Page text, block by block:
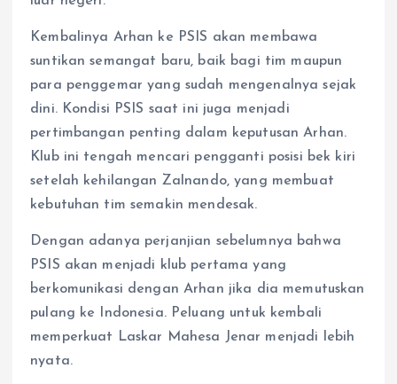
Kembalinya Arhan ke PSIS akan membawa
suntikan semangat baru, baik bagi tim maupun
para penggemar yang sudah mengenalnya sejak
dini. Kondisi PSIS saat ini juga menjadi
pertimbangan penting dalam keputusan Arhan.
Klub ini tengah mencari pengganti posisi bek kiri
setelah kehilangan Zalnando, yang membuat
kebutuhan tim semakin mendesak.
Dengan adanya perjanjian sebelumnya bahwa
PSIS akan menjadi klub pertama yang
berkomunikasi dengan Arhan jika dia memutuskan
pulang ke Indonesia. Peluang untuk kembali
memperkuat Laskar Mahesa Jenar menjadi lebih
nyata.